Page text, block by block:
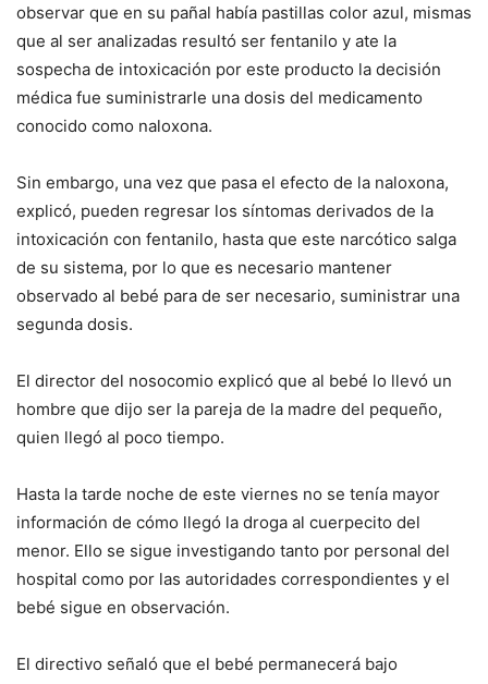
observar que en su pañal había pastillas color azul, mismas
que al ser analizadas resultó ser fentanilo y ate la
sospecha de intoxicación por este producto la decisión
médica fue suministrarle una dosis del medicamento
conocido como naloxona.
Sin embargo, una vez que pasa el efecto de la naloxona,
explicó, pueden regresar los síntomas derivados de la
intoxicación con fentanilo, hasta que este narcótico salga
de su sistema, por lo que es necesario mantener
observado al bebé para de ser necesario, suministrar una
segunda dosis.
El director del nosocomio explicó que al bebé lo llevó un
hombre que dijo ser la pareja de la madre del pequeño,
quien llegó al poco tiempo.
Hasta la tarde noche de este viernes no se tenía mayor
información de cómo llegó la droga al cuerpecito del
menor. Ello se sigue investigando tanto por personal del
hospital como por las autoridades correspondientes y el
bebé sigue en observación.
El directivo señaló que el bebé permanecerá bajo